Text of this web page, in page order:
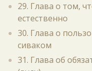
29. Глава о том,
естественно
30. Глава о
сиваком
31. Глава об